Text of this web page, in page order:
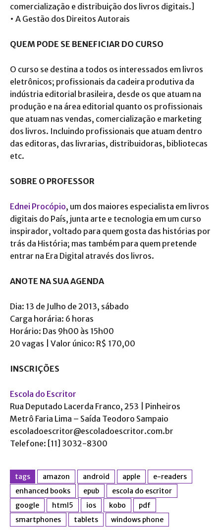
comercialização e distribuição dos livros digitais.]
• A Gestão dos Direitos Autorais
QUEM PODE SE BENEFICIAR DO CURSO
O curso se destina a todos os interessados em livros
eletrônicos; profissionais da cadeira produtiva da
indústria editorial brasileira, desde os que atuam na
produção e na área editorial quanto os profissionais
que atuam nas vendas, comercialização e marketing
dos livros. Incluindo profissionais que atuam dentro
das editoras, das livrarias, distribuidoras, bibliotecas
etc.
SOBRE O PROFESSOR
Ednei Procópio, um dos maiores especialista em livros
digitais do País, junta arte e tecnologia em um curso
inspirador, voltado para quem gosta das histórias por
trás da História; mas também para quem pretende
entrar na Era Digital através dos livros.
ANOTE NA SUA AGENDA
Dia: 13 de Julho de 2013, sábado
Carga horária: 6 horas
Horário: Das 9h00 às 15h00
20 vagas | Valor único: R$ 170,00
INSCRIÇÕES
Escola do Escritor
Rua Deputado Lacerda Franco, 253 | Pinheiros
Metrô Faria Lima – Saída Teodoro Sampaio
escoladoescritor@escoladoescritor.com.br
Telefone: [11] 3032-8300
tags amazon android apple
e-readers
enhanced books
epub
escola do escritor
google
html5 ios kobo
pdf
smartphones
tablets windows phone